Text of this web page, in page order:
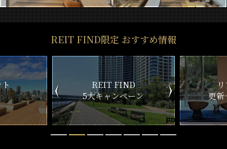
REIT FIND限定 おすすめ情報
REIT FIND
5大キャンペーン
リア
更新一